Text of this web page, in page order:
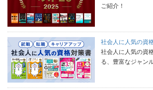
ご紹介！
社会人に人気の資
社会人に人気の資
る、豊富なジャン